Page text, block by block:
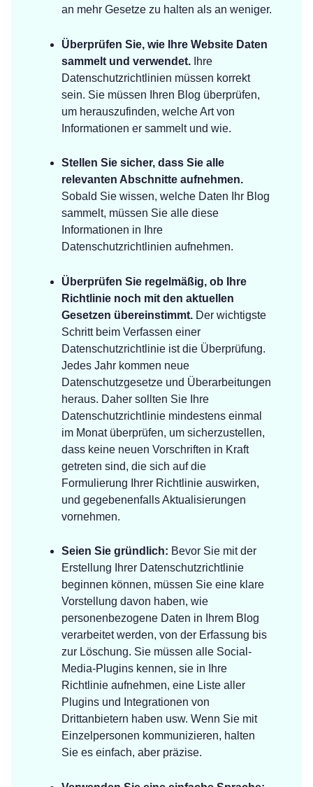
an mehr Gesetze zu halten als an weniger.
Überprüfen Sie, wie Ihre Website Daten
sammelt und verwendet. Ihre
Datenschutzrichtlinien müssen korrekt
sein. Sie müssen Ihren Blog überprüfen,
um herauszufinden, welche Art von
Informationen er sammelt und wie.
Stellen Sie sicher, dass Sie alle
relevanten Abschnitte aufnehmen.
Sobald Sie wissen, welche Daten Ihr Blog
sammelt, müssen Sie alle diese
Informationen in Ihre
Datenschutzrichtlinien aufnehmen.
Überprüfen Sie regelmäßig, ob Ihre
Richtlinie noch mit den aktuellen
Gesetzen übereinstimmt. Der wichtigste
Schritt beim Verfassen einer
Datenschutzrichtlinie ist die Überprüfung.
Jedes Jahr kommen neue
Datenschutzgesetze und Überarbeitungen
heraus. Daher sollten Sie Ihre
Datenschutzrichtlinie mindestens einmal
im Monat überprüfen, um sicherzustellen,
dass keine neuen Vorschriften in Kraft
getreten sind, die sich auf die
Formulierung Ihrer Richtlinie auswirken,
und gegebenenfalls Aktualisierungen
vornehmen.
Seien Sie gründlich: Bevor Sie mit der
Erstellung Ihrer Datenschutzrichtlinie
beginnen können, müssen Sie eine klare
Vorstellung davon haben, wie
personenbezogene Daten in Ihrem Blog
verarbeitet werden, von der Erfassung bis
zur Löschung. Sie müssen alle Social-
Media-Plugins kennen, sie in Ihre
Richtlinie aufnehmen, eine Liste aller
Plugins und Integrationen von
Drittanbietern haben usw. Wenn Sie mit
Einzelpersonen kommunizieren, halten
Sie es einfach, aber präzise.